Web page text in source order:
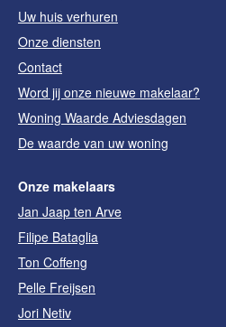
Uw huis verhuren
Onze diensten
Contact
Word jij onze nieuwe makelaar?
Woning Waarde Adviesdagen
De waarde van uw woning
Onze makelaars
Jan Jaap ten Arve
Filipe Bataglia
Ton Coffeng
Pelle Freijsen
Jori Netiv